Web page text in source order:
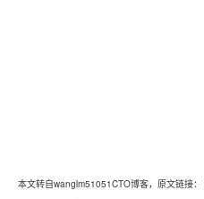
本文转自wanglm51051CTO博客，原文链接：